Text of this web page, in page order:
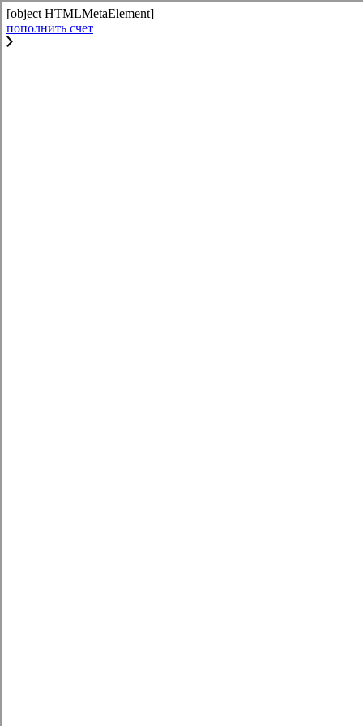
[object HTMLMetaElement]
пополнить счет